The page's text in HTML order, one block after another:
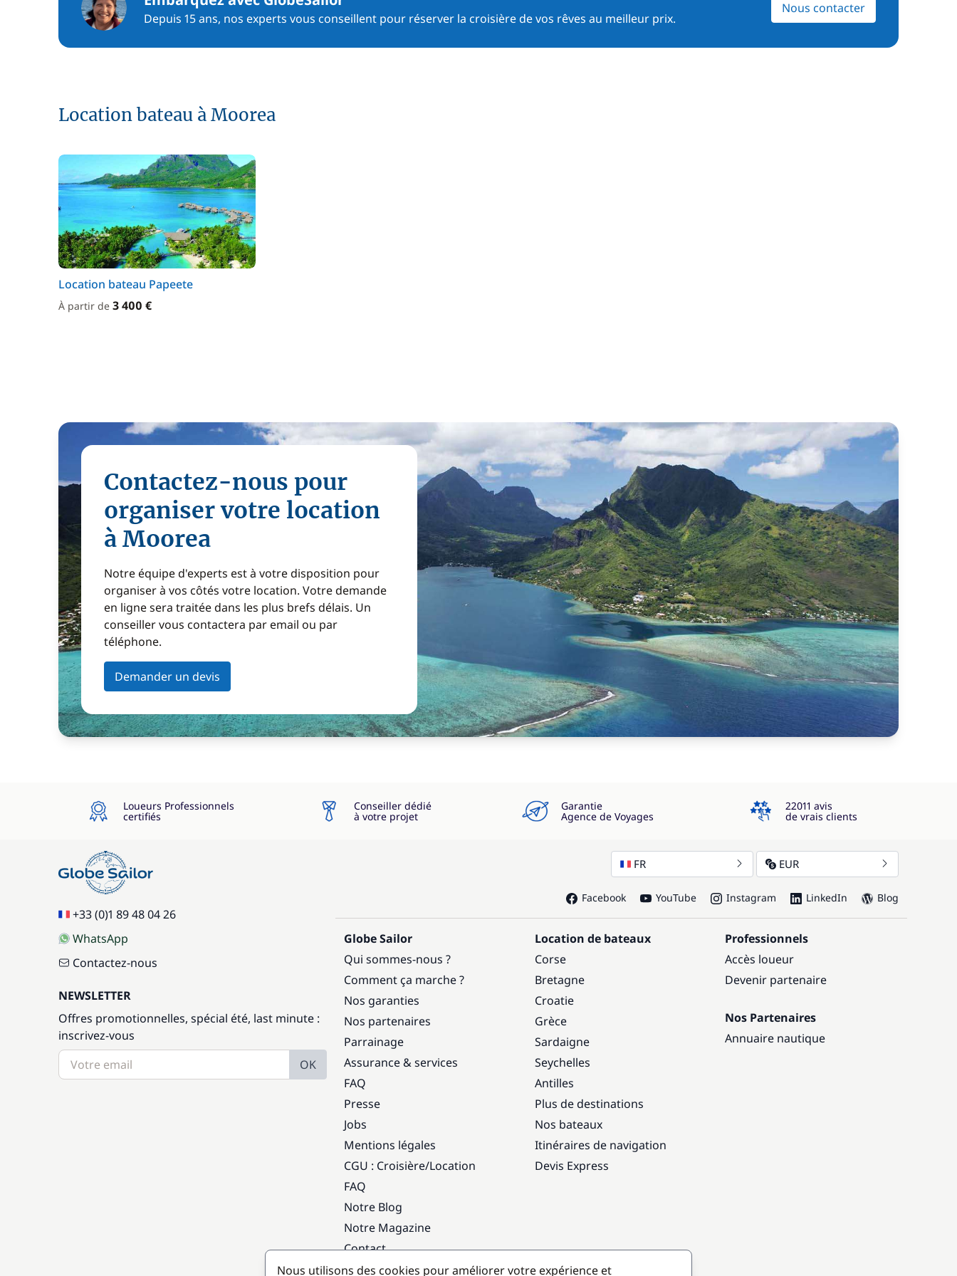
Depuis 15 ans, nos experts vous conseillent pour réserver la croisière de vos rêves au meilleur prix.
Nous contacter
Location bateau à Moorea
Location bateau Papeete
À partir de 3 400 €
Contactez-nous pour
organiser votre location
à Moorea
Notre équipe d'experts est à votre disposition pour
organiser à vos côtés votre location. Votre demande
en ligne sera traitée dans les plus brefs délais. Un
conseiller vous contactera par email ou par
téléphone.
Demander un devis
Loueurs Professionnels
certifiés
Conseiller dédié
à votre projet
Garantie
Agence de Voyages
4.3
22011 avis
de vrais clients
+33 (0)1 89 48 04 26
WhatsApp
Contactez-nous
NEWSLETTER
Offres promotionnelles, spécial été, last minute :
inscrivez-vous
OK
FR EUR
Facebook YouTube Instagram LinkedIn Blog
Globe Sailor
Qui sommes-nous ?
Comment ça marche ?
Nos garanties
Nos partenaires
Parrainage
Assurance & services
FAQ
Presse
Jobs
Mentions légales
CGU : Croisière/Location
FAQ
Notre Blog
Notre Magazine
Contact
Location de bateaux
Corse
Bretagne
Croatie
Grèce
Sardaigne
Seychelles
Antilles
Plus de destinations
Nos bateaux
Itinéraires de navigation
Devis Express
Professionnels
Accès loueur
Devenir partenaire
Nos Partenaires
Annuaire nautique
Nous utilisons des cookies pour améliorer votre expérience et